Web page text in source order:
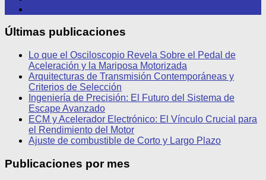
Últimas publicaciones
Lo que el Osciloscopio Revela Sobre el Pedal de
Aceleración y la Mariposa Motorizada
Arquitecturas de Transmisión Contemporáneas y
Criterios de Selección
Ingeniería de Precisión: El Futuro del Sistema de
Escape Avanzado
ECM y Acelerador Electrónico: El Vínculo Crucial para
el Rendimiento del Motor
Ajuste de combustible de Corto y Largo Plazo
Publicaciones por mes